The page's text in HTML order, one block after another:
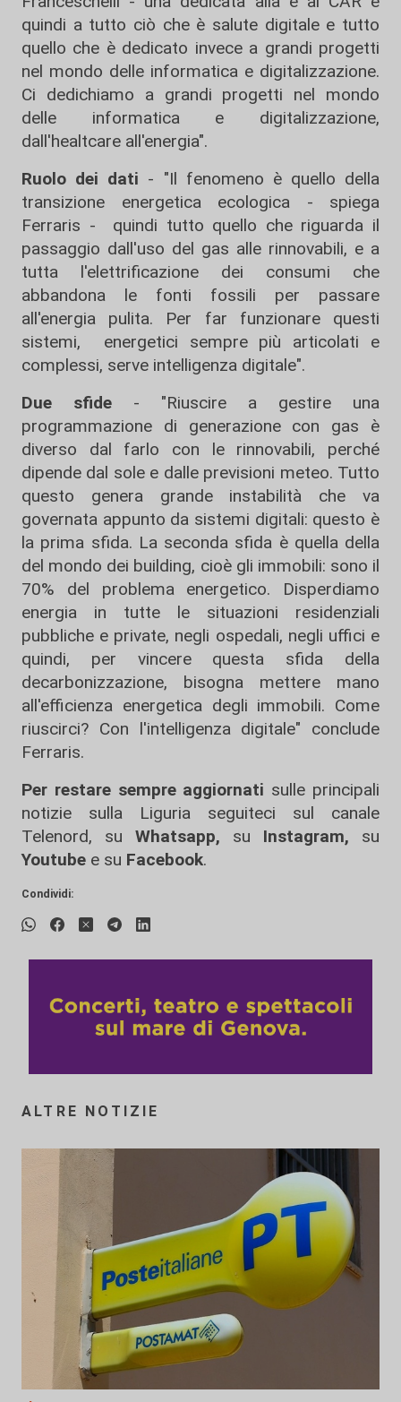
quindi a tutto ciò che è salute digitale e tutto
quello che è dedicato invece a grandi progetti
nel mondo delle informatica e digitalizzazione.
Ci dedichiamo a grandi progetti nel mondo
delle informatica e digitalizzazione,
dall'healtcare all'energia".
Ruolo dei dati - "Il fenomeno è quello della
transizione energetica ecologica - spiega
Ferraris - quindi tutto quello che riguarda il
passaggio dall'uso del gas alle rinnovabili, e a
tutta l'elettrificazione dei consumi che
abbandona le fonti fossili per passare
all'energia pulita. Per far funzionare questi
sistemi, energetici sempre più articolati e
complessi, serve intelligenza digitale".
Due sfide - "Riuscire a gestire una
programmazione di generazione con gas è
diverso dal farlo con le rinnovabili, perché
dipende dal sole e dalle previsioni meteo. Tutto
questo genera grande instabilità che va
governata appunto da sistemi digitali: questo è
la prima sfida. La seconda sfida è quella della
del mondo dei building, cioè gli immobili: sono il
70% del problema energetico. Disperdiamo
energia in tutte le situazioni residenziali
pubbliche e private, negli ospedali, negli uffici e
quindi, per vincere questa sfida della
decarbonizzazione, bisogna mettere mano
all'efficienza energetica degli immobili. Come
riuscirci? Con l'intelligenza digitale" conclude
Ferraris.
Per restare sempre aggiornati sulle principali
notizie sulla Liguria seguiteci sul canale
Telenord, su
Whatsapp, su Instagram, su
Youtube e su Facebook.
Condividi:
ALTRE NOTIZIE